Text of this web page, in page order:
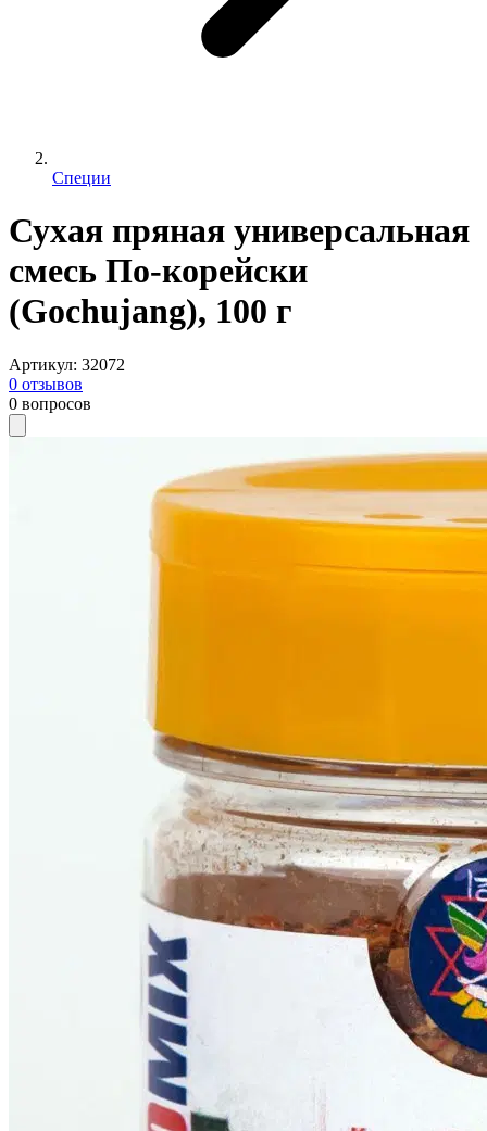
Специи
Сухая пряная универсальная
смесь По-корейски
(Gochujang), 100 г
Артикул: 32072
0 отзывов
0 вопросов